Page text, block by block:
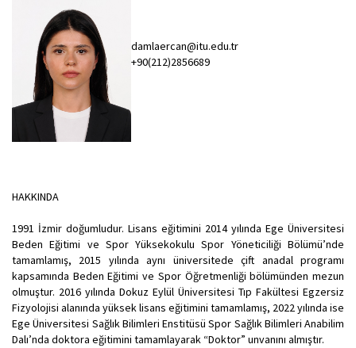
damlaercan@itu.edu.tr
+90(212)2856689
HAKKINDA
1991 İzmir doğumludur. Lisans eğitimini 2014 yılında Ege Üniversitesi
Beden Eğitimi ve Spor Yüksekokulu Spor Yöneticiliği Bölümü’nde
tamamlamış, 2015 yılında aynı üniversitede çift anadal programı
kapsamında Beden Eğitimi ve Spor Öğretmenliği bölümünden mezun
olmuştur. 2016 yılında Dokuz Eylül Üniversitesi Tıp Fakültesi Egzersiz
Fizyolojisi alanında yüksek lisans eğitimini tamamlamış, 2022 yılında ise
Ege Üniversitesi Sağlık Bilimleri Enstitüsü Spor Sağlık Bilimleri Anabilim
Dalı’nda doktora eğitimini tamamlayarak “Doktor” unvanını almıştır.